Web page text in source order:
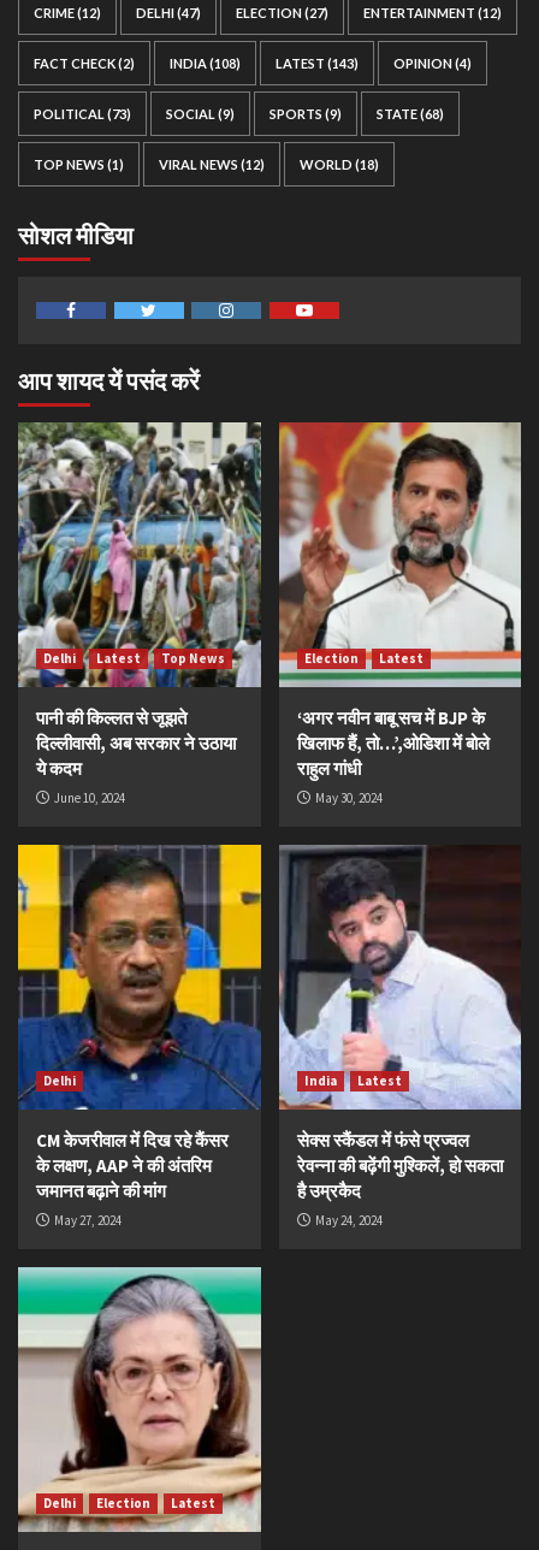
CRIME(12) DELHI(47) ELECTION(27) ENTERTAINMENT (12)
FACT CHECK(2) INDIA(108) LATEST (143) OPINION(4)
POLITICAL (73) SOCIAL (9) SPORTS (9) STATE(68)
TOP NEWS (1) VIRAL NEWS (12) WORLD (18)
सोशल मीडिया
आप शायद यें पसंद करें
Delhi Latest Top News
पानी की किल्लत से जूझते
दिल्लीवासी, अब सरकार ने उठाया
ये कदम
June 10, 2024
Election Latest
‘अगर नवीन बाबू सच में BJP के
खिलाफ हैं, तो…’,ओडिशा में बोले
राहुल गांधी
May 30, 2024
Delhi
CM केजरीवाल में दिख रहे कैंसर
के लक्षण, AAP ने की अंतरिम
जमानत बढ़ाने की मांग
May 27, 2024
India Latest
सेक्स स्कैंडल में फंसे प्रज्वल
रेवन्ना की बढ़ेंगी मुश्किलें, हो सकता
है उम्रकैद
May 24, 2024
Delhi Election Latest